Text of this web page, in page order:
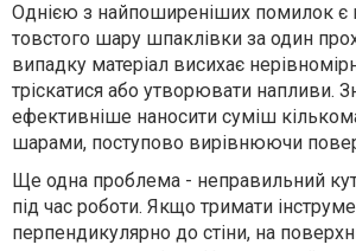
Однією з найпоширеніших помилок є
товстого шару шпаклівки за один
випадку матеріал висихає
тріскатися або утворювати напливи.
ефективніше наносити суміш
шарами, поступово вирівнюючи
Ще одна проблема - неправильний
під час роботи. Якщо тримати
перпендикулярно до стіни, на